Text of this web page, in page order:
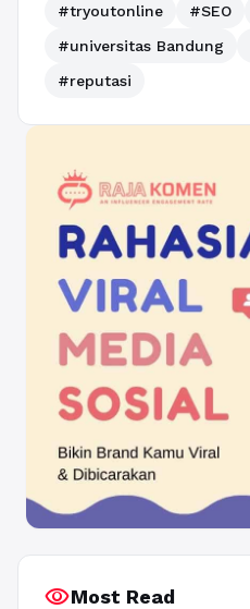
#tryoutonline
#SEO
#universitas Bandung
#reputasi
visibilityMost Read